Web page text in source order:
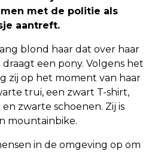
met de politie als
aantreft.
blond haar dat over haar
een pony. Volgens het
zij op het moment van haar
trui, een zwart T-shirt,
zwarte schoenen. Zij is
mountainbike.
in de omgeving op om